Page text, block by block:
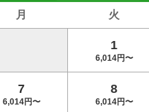
月 火
1
6,014円〜
7
6,014円〜
8
6,014円〜